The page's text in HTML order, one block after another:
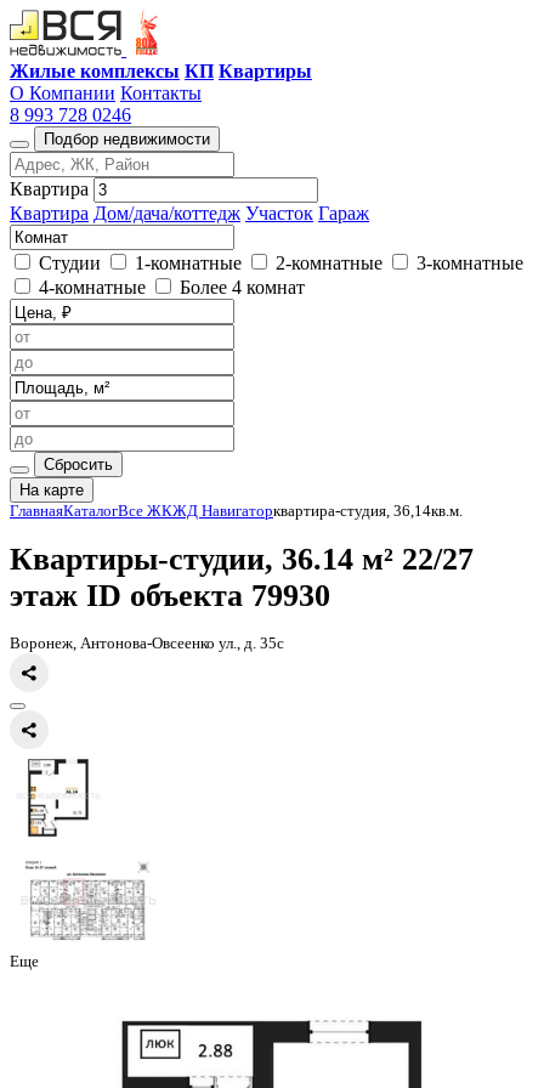
Жилые комплексы КП Квартиры
О Компании Контакты
8 993 728 0246
Подбор недвижимости
Квартира
Квартира Дом/дача/коттедж Участок Гараж
Студии 1-комнатные 2-комнатные
3-комнатные
4-комнатные
Более 4 комнат
Сбросить
На карте
Главная КаталогВсе ЖК ЖД Навигатор
Квартиры-студии, 36.14 м²
этаж
Воронеж, Антонова-Овсеенко ул., д. 35с